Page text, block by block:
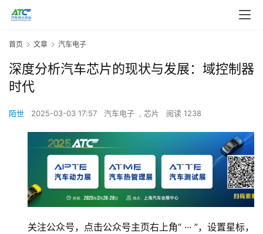
首页 文章 汽车电子
深度分析汽车芯片的现状与发展：域控制器
时代
陌世 2025-03-03 17:57 汽车电子 , 芯片 阅读 1238
关注公众号，点击公众号主页右上角“ ··· ”，设置星标，